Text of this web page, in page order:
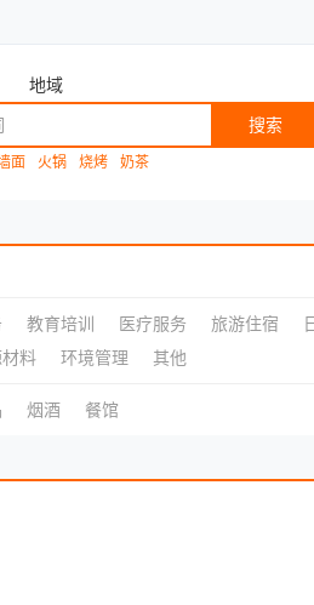
地域
搜索
面 火锅 烧烤 奶茶
教育培训 医疗服务 旅游住宿
料 环境管理 其他
烟酒 餐馆